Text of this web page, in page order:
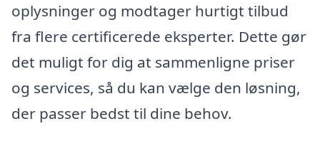
oplysninger og modtager hurtigt tilbud
fra flere certificerede eksperter. Dette gør
det muligt for dig at sammenligne priser
og services, så du kan vælge den løsning,
der passer bedst til dine behov.